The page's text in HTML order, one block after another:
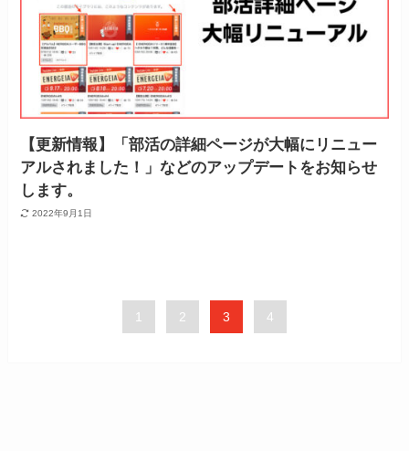
【更新情報】「部活の詳細ページが大幅にリニュー
アルされました！」などのアップデートをお知らせ
します。
2022年9月1日
1 2 3 4